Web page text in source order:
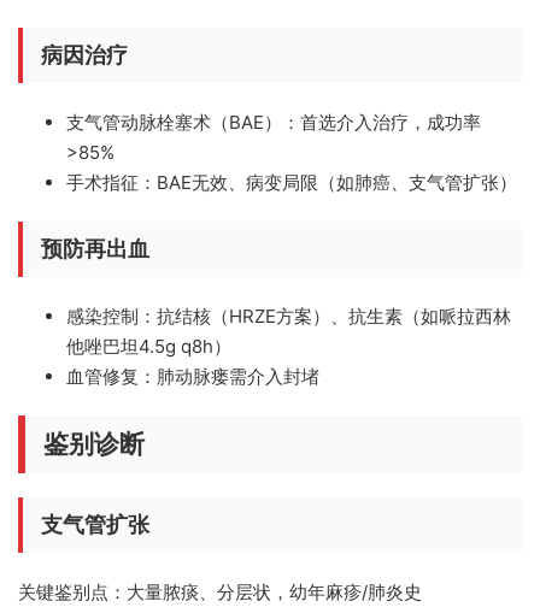
病因治疗
支气管动脉栓塞术（BAE）
：首选介入治疗，成功率
>85%
手术指征 ：BAE无效、病变局限（如肺癌、支气管扩张）
预防再出血
感染控制 ：抗结核（HRZE方案）、抗生素（如哌拉西林
他唑巴坦4.5g q8h）
血管修复 ：肺动脉瘘需介入封堵
鉴别诊断
支气管扩张
关键鉴别点： 大量脓痰、分层状，幼年麻疹/肺炎史